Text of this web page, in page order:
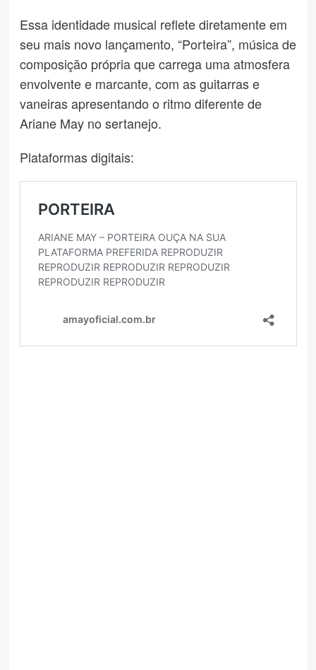
Essa identidade musical reflete diretamente em
seu mais novo lançamento, “Porteira”, música de
composição própria que carrega uma atmosfera
envolvente e marcante, com as guitarras e
vaneiras apresentando o ritmo diferente de
Ariane May no sertanejo.
Plataformas digitais: